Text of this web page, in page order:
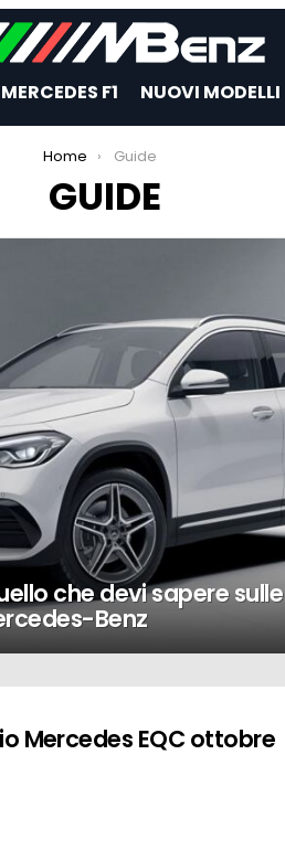
MERCEDES F1 NUOVI MODELLI
Home Guide
GUIDE
che devi sapere sulle
Benz
Mercedes EQC ottobre